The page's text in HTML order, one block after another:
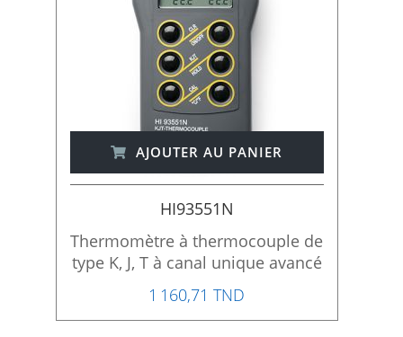
HI93551N
Thermomètre à thermocouple de
type K, J, T à canal unique avancé
1 160,71 TND
AJOUTER AU PANIER